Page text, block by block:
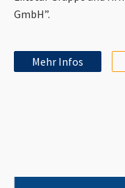
GmbH”.
Mehr Infos